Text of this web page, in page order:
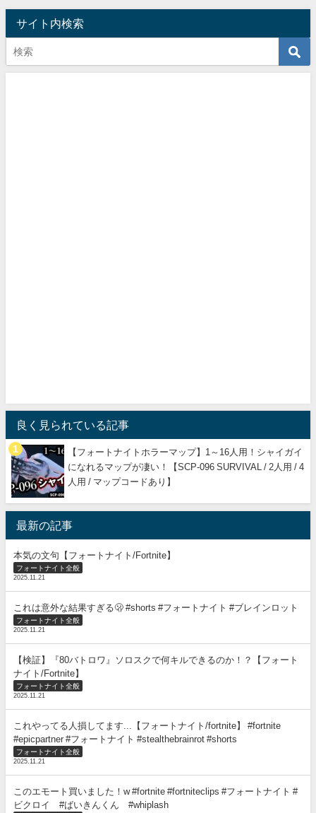
サイト内検索
良く見られている記事
【フォートナイトホラーマップ】1～16人用！シャイガイ
になれるマップが凄い！【SCP-096 SURVIVAL / 2人用 / 4
人用 / マップコードあり】
最新の記事
本気の文句【フォートナイト/Fortnite】
フォートナイト全般
2025.11.21
これは意外な結果すぎる🫢 #shorts #フォートナイト #ブレインロット
フォートナイト全般
2025.11.21
【検証】『80バトロワ』ソロスクで何キルできるのか！？【フォート
ナイト/Fortnite】
フォートナイト全般
2025.11.21
これやってる人損してます...【フォートナイト/fortnite】 #fortnite
#epicpartner #フォートナイト #stealthebrainrot #shorts
フォートナイト全般
2025.11.21
このエモート買いました！w #fortnite #fortniteclips #フォートナイト #
ビクロイ #ばいきんくん #whiplash